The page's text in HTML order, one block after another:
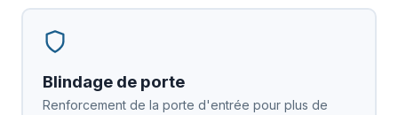
Blindage de porte
Renforcement de la porte d'entrée pour plus de